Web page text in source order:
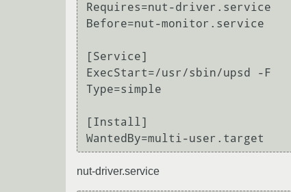
Requires=nut-driver.service
Before=nut-monitor.service
[Service]
ExecStart=/usr/sbin/upsd -F
Type=simple
[Install]
nut-driver.service